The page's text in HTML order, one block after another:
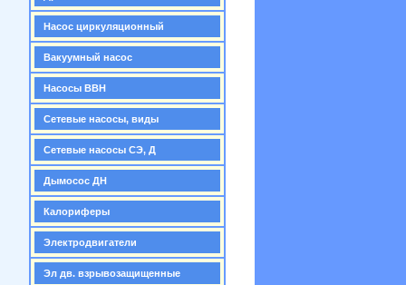
Насос циркуляционный
Вакуумный насос
Насосы ВВН
Сетевые насосы, виды
Сетевые насосы СЭ, Д
Дымосос ДН
Калориферы
Электродвигатели
Эл дв. взрывозащищенные